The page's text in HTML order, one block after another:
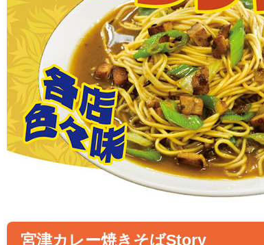
宮津カレー焼きそばStory